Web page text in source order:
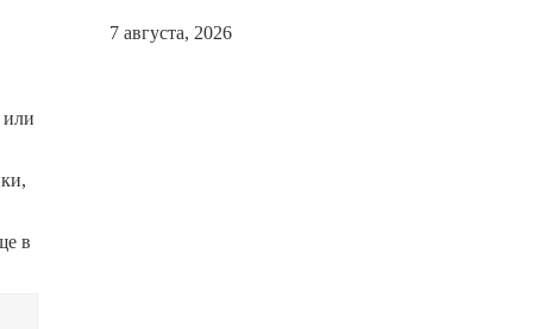
в
7 августа, 2026